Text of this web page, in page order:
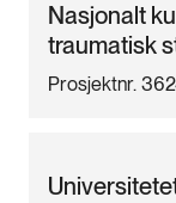
Nasjonalt
traumatisk
Prosjektnr.